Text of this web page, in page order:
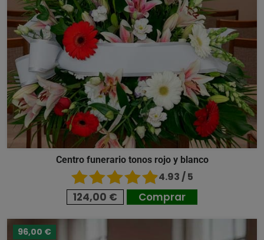
Centro funerario tonos rojo y blanco
4.93 / 5
124,00 € Comprar
96,00 €